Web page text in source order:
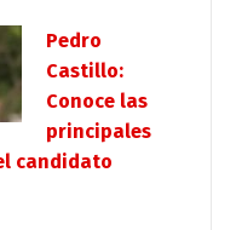
Pedro
Castillo:
Conoce las
principales
candidato